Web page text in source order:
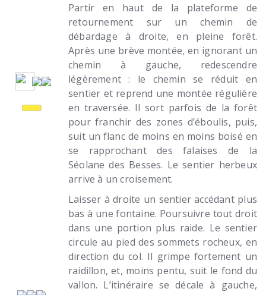
Partir en haut de la plateforme de
retournement sur un chemin de
débardage à droite, en pleine forêt.
Après une brève montée, en ignorant un
chemin à gauche, redescendre
légèrement : le chemin se réduit en
sentier et reprend une montée régulière
en traversée. Il sort parfois de la forêt
pour franchir des zones d’éboulis, puis,
suit un flanc de moins en moins boisé en
se rapprochant des falaises de la
Séolane des Besses. Le sentier herbeux
arrive à un croisement.
Laisser à droite un sentier accédant plus
bas à une fontaine. Poursuivre tout droit
dans une portion plus raide. Le sentier
circule au pied des sommets rocheux, en
direction du col. Il grimpe fortement un
raidillon, et, moins pentu, suit le fond du
vallon. L’itinéraire se décale à gauche,